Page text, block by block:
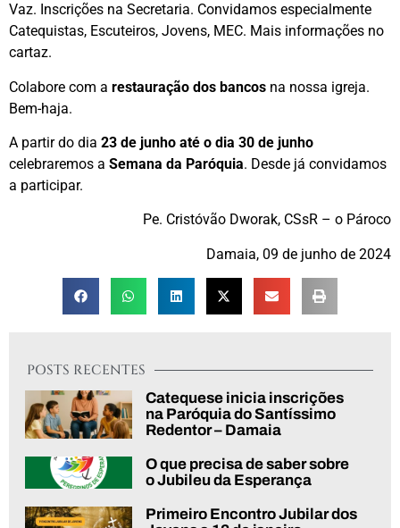
POSTS RECENTES
Catequese inicia inscrições
na Paróquia do Santíssimo
Redentor – Damaia
O que precisa de saber sobre
o Jubileu da Esperança
Primeiro Encontro Jubilar dos
Vaz. Inscrições na Secretaria. Convidamos especialmente
Catequistas, Escuteiros, Jovens, MEC. Mais informações no
cartaz.
Colabore com a restauração dos bancos na nossa igreja.
Bem-haja.
A partir do dia 23 de junho até o dia 30 de junho
celebraremos a Semana da Paróquia. Desde já convidamos
a participar.
Pe. Cristóvão Dworak, CSsR – o Pároco
Damaia, 09 de junho de 2024